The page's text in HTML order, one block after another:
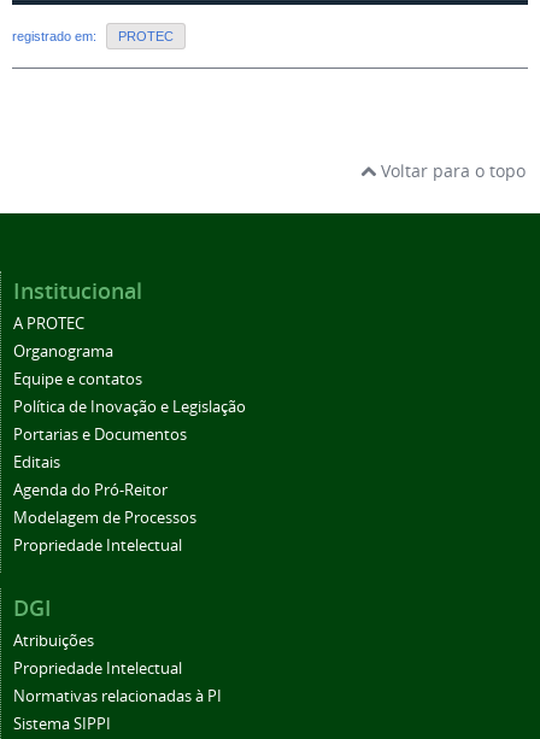
registrado em: PROTEC
Voltar para o topo
Institucional
A PROTEC
Organograma
Equipe e contatos
Política de Inovação e Legislação
Portarias e Documentos
Editais
Agenda do Pró-Reitor
Modelagem de Processos
Propriedade Intelectual
DGI
Atribuições
Propriedade Intelectual
Normativas relacionadas à PI
Sistema SIPPI